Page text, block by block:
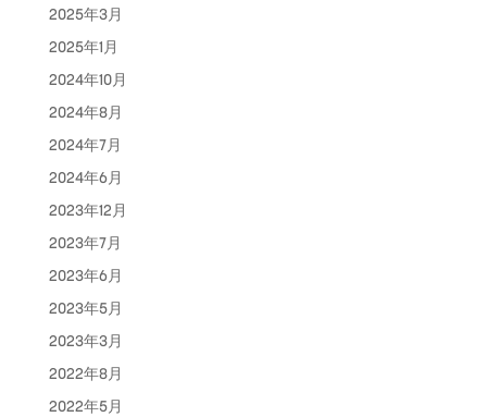
2025年3月
2025年1月
2024年10月
2024年8月
2024年7月
2024年6月
2023年12月
2023年7月
2023年6月
2023年5月
2023年3月
2022年8月
2022年5月